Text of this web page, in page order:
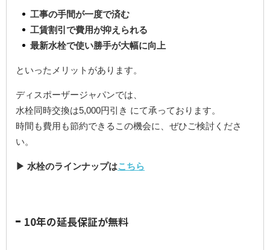
工事の手間が一度で済む
工賃割引で費用が抑えられる
最新水栓で使い勝手が大幅に向上
といったメリットがあります。
ディスポーザージャパンでは、
水栓同時交換は5,000円引き にて承っております。
時間も費用も節約できるこの機会に、ぜひご検討くださ
い。
▶ 水栓のラインナップはこちら
10年の延長保証が無料